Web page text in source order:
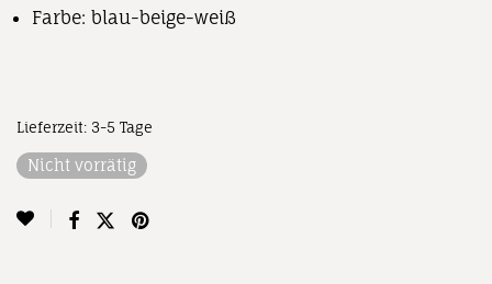
Farbe: blau-beige-weiß
Lieferzeit: 3-5 Tage
Nicht vorrätig